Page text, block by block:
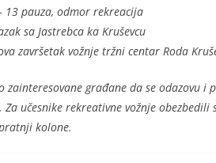
13 pauza, odmor rekreacija
sa Jastrebca ka Kruševcu
završetak vožnje tržni centar Roda
zainteresovane građane da se odazovu
Za učesnike rekreativne vožnje
kolone.